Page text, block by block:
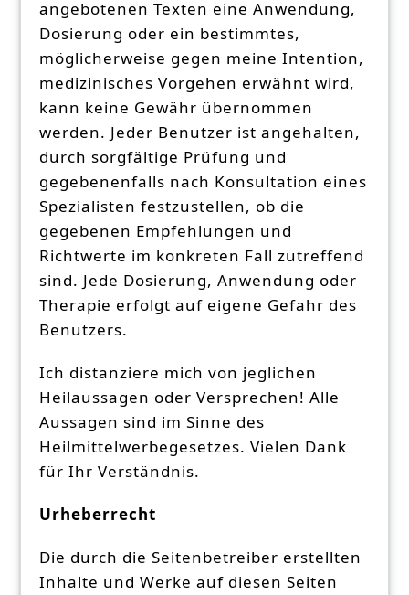
angebotenen Texten eine Anwendung,
Dosierung oder ein bestimmtes,
möglicherweise gegen meine Intention,
medizinisches Vorgehen erwähnt wird,
kann keine Gewähr übernommen
werden. Jeder Benutzer ist angehalten,
durch sorgfältige Prüfung und
gegebenenfalls nach Konsultation eines
Spezialisten festzustellen, ob die
gegebenen Empfehlungen und
Richtwerte im konkreten Fall zutreffend
sind. Jede Dosierung, Anwendung oder
Therapie erfolgt auf eigene Gefahr des
Benutzers.
Ich distanziere mich von jeglichen
Heilaussagen oder Versprechen! Alle
Aussagen sind im Sinne des
Heilmittelwerbegesetzes. Vielen Dank
für Ihr Verständnis.
Urheberrecht
Die durch die Seitenbetreiber erstellten
Inhalte und Werke auf diesen Seiten